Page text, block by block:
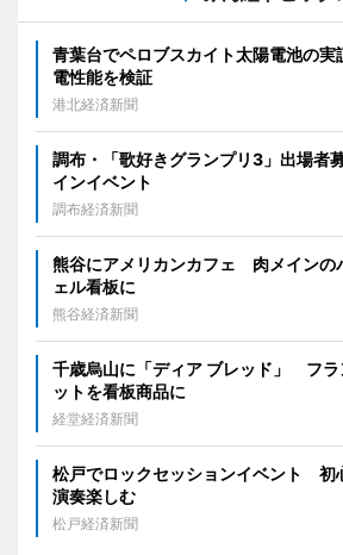
青葉台でペロブスカイト太陽電池の
電性能を検証
港北経済新聞
調布・「歌好きグランプリ3」出場者
インイベント
調布経済新聞
熊谷にアメリカンカフェ 肉メインの
ェル看板に
熊谷経済新聞
千歳烏山に「ディア ブレッド」 フラ
ットを看板商品に
経堂経済新聞
松戸でロックセッションイベント 初
演奏楽しむ
松戸経済新聞